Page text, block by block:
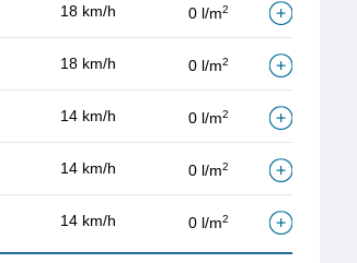
18 km/h 0 l/m2
18 km/h 0 l/m2
14 km/h 0 l/m2
14 km/h 0 l/m2
14 km/h 0 l/m2